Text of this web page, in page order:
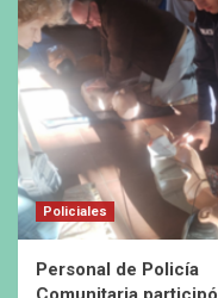
Policiales
Personal de Policía